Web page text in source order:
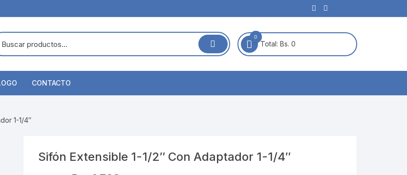
0
Total: Bs. 0
CONTACTO
1-1/4″
Sifón Extensible 1-1/2″ Con Adaptador 1-1/4″